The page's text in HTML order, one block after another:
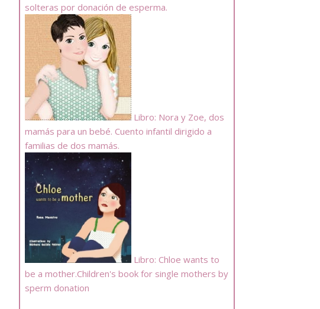
solteras por donación de esperma.
Libro: Nora y Zoe, dos
mamás para un bebé. Cuento infantil dirigido a
familias de dos mamás.
Libro: Chloe wants to
be a mother.Children's book for single mothers by
sperm donation